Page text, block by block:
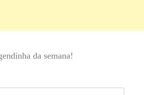
da semana!